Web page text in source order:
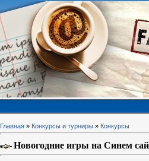
Главная » Конкурсы и турниры » Конкурсы
Новогодние игры на Синем